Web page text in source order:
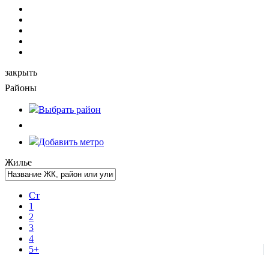
закрыть
Районы
Выбрать район
Добавить метро
Жилье
Ст
1
2
3
4
5+